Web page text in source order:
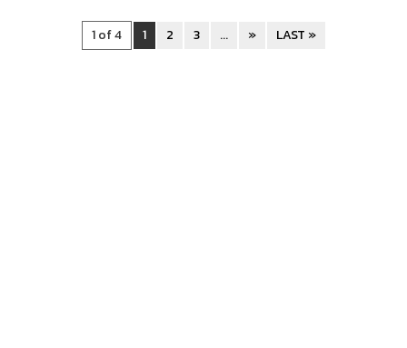
1 of 4 1 2 3 ... » LAST »